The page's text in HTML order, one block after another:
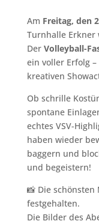
Am Freitag, den
Turnhalle Erkner
Der Volleyball-
ein voller Erfolg
kreativen
Ob schrille
spontane
echtes VSV-
haben wieder
baggern und
und begeistern!
📸 Die
festgehalten.
Die Bilder des